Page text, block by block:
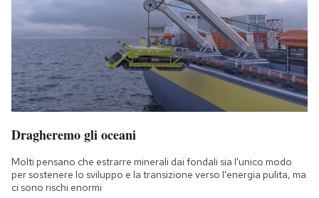
Dragheremo gli oceani
Molti pensano che estrarre minerali dai fondali sia l'unico modo
per sostenere lo sviluppo e la transizione verso l'energia pulita, ma
ci sono rischi enormi